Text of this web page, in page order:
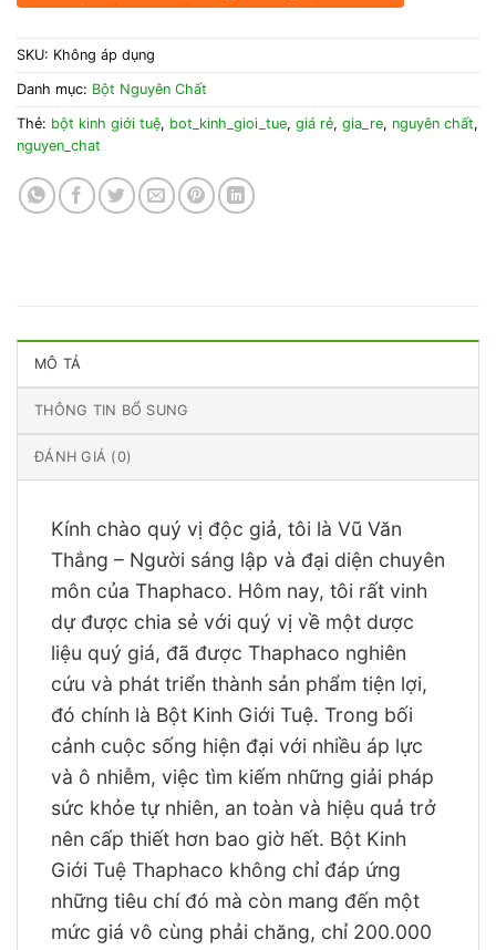
SKU: Không áp dụng
Danh mục: Bột Nguyên Chất
Thẻ: bột kinh giới tuệ, bot_kinh_gioi_tue, giá rẻ, gia_re, nguyên chất,
nguyen_chat
MÔ TẢ
THÔNG TIN BỔ SUNG
ĐÁNH GIÁ (0)
Kính chào quý vị độc giả, tôi là Vũ Văn
Thắng – Người sáng lập và đại diện chuyên
môn của Thaphaco. Hôm nay, tôi rất vinh
dự được chia sẻ với quý vị về một dược
liệu quý giá, đã được Thaphaco nghiên
cứu và phát triển thành sản phẩm tiện lợi,
đó chính là Bột Kinh Giới Tuệ. Trong bối
cảnh cuộc sống hiện đại với nhiều áp lực
và ô nhiễm, việc tìm kiếm những giải pháp
sức khỏe tự nhiên, an toàn và hiệu quả trở
nên cấp thiết hơn bao giờ hết. Bột Kinh
Giới Tuệ Thaphaco không chỉ đáp ứng
những tiêu chí đó mà còn mang đến một
mức giá vô cùng phải chăng, chỉ 200.000